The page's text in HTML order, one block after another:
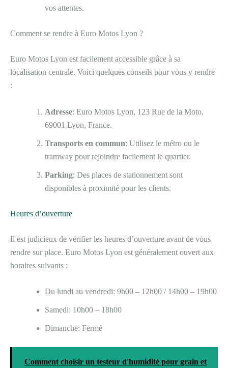
vos attentes.
Comment se rendre à Euro Motos Lyon ?
Euro Motos Lyon est facilement accessible grâce à sa
localisation centrale. Voici quelques conseils pour vous y rendre
:
Adresse: Euro Motos Lyon, 123 Rue de la Moto,
69001 Lyon, France.
Transports en commun: Utilisez le métro ou le
tramway pour rejoindre facilement le quartier.
Parking: Des places de stationnement sont
disponibles à proximité pour les clients.
Heures d’ouverture
Il est judicieux de vérifier les heures d’ouverture avant de vous
rendre sur place. Euro Motos Lyon est généralement ouvert aux
horaires suivants :
Du lundi au vendredi: 9h00 – 12h00 / 14h00 – 19h00
Samedi: 10h00 – 18h00
Dimanche: Fermé
Comment choisir un testeur d'humidité pour grain et